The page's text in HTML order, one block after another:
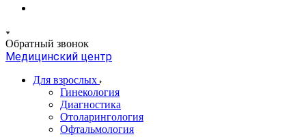
Обратный звонок
Медицинский центр
Для взрослых
Гинекология
Диагностика
Отоларингология
Офтальмология